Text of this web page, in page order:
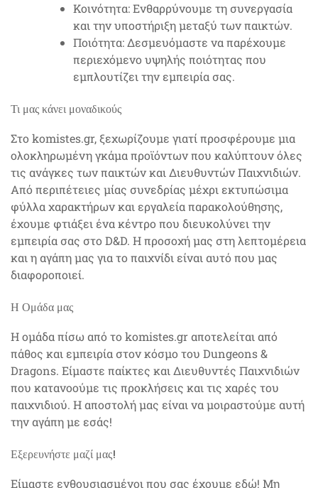
Κοινότητα: Ενθαρρύνουμε τη συνεργασία
και την υποστήριξη μεταξύ των παικτών.
Ποιότητα: Δεσμευόμαστε να παρέχουμε
περιεχόμενο υψηλής ποιότητας που
εμπλουτίζει την εμπειρία σας.
Τι μας κάνει μοναδικούς
Στο komistes.gr, ξεχωρίζουμε γιατί προσφέρουμε μια
ολοκληρωμένη γκάμα προϊόντων που καλύπτουν όλες
τις ανάγκες των παικτών και Διευθυντών Παιχνιδιών.
Από περιπέτειες μίας συνεδρίας μέχρι εκτυπώσιμα
φύλλα χαρακτήρων και εργαλεία παρακολούθησης,
έχουμε φτιάξει ένα κέντρο που διευκολύνει την
εμπειρία σας στο D&D. Η προσοχή μας στη λεπτομέρεια
και η αγάπη μας για το παιχνίδι είναι αυτό που μας
διαφοροποιεί.
Η Ομάδα μας
Η ομάδα πίσω από το komistes.gr αποτελείται από
πάθος και εμπειρία στον κόσμο του Dungeons &
Dragons. Είμαστε παίκτες και Διευθυντές Παιχνιδιών
που κατανοούμε τις προκλήσεις και τις χαρές του
παιχνιδιού. Η αποστολή μας είναι να μοιραστούμε αυτή
την αγάπη με εσάς!
Εξερευνήστε μαζί μας!
Είμαστε ενθουσιασμένοι που σας έχουμε εδώ! Μη